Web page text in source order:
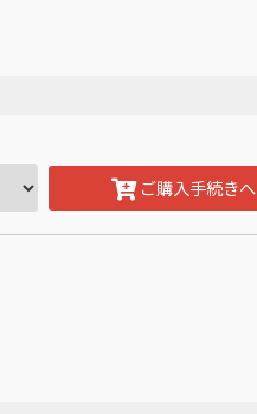
ご購入手続きへ